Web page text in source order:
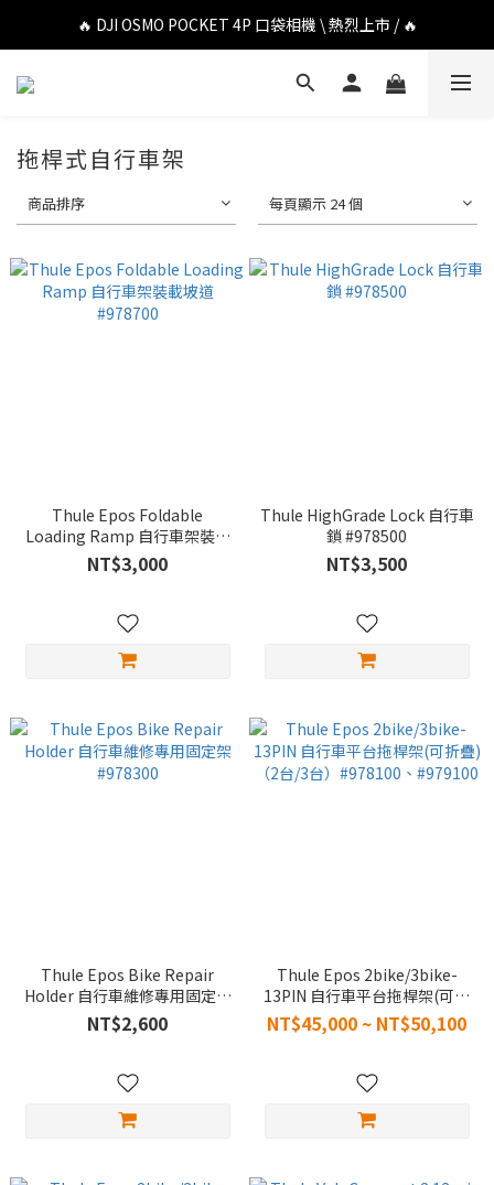
🔥 DJI OSMO POCKET 4P 口袋相機 \ 熱烈上市 / 🔥
🔥 DJI OSMO POCKET 4P 口袋相機 \ 熱烈上市 / 🔥
🔥 Insta360 Luna Ultra 雲台相機 \ 熱烈上市 / 🔥
🔥 DJI OSMO POCKET 4P 口袋相機 \ 熱烈上市 / 🔥
拖桿式自行車架
商品排序 每頁顯示 24 個
Thule Epos Foldable
Loading Ramp 自行車架裝載
坡道 #978700
NT$3,000
Thule HighGrade Lock 自行車
鎖 #978500
NT$3,500
Thule Epos Bike Repair
Holder 自行車維修專用固定架
#978300
NT$2,600
Thule Epos 2bike/3bike-
13PIN 自行車平台拖桿架(可折
疊)（2台/3台）#978100、
#979100
NT$45,000 ~ NT$50,100